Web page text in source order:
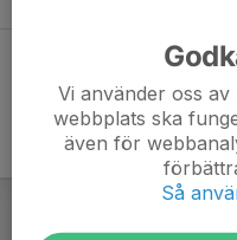
| Instruktioner
Vi använder oss
webbplats ska
även för
Så